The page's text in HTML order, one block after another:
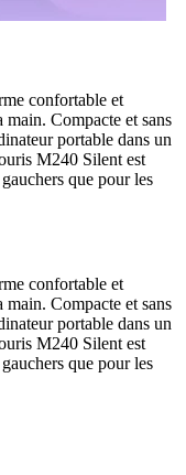
confortable et
Compacte et sans
portable dans un
M240 Silent est
que pour les
confortable et
Compacte et sans
portable dans un
M240 Silent est
que pour les